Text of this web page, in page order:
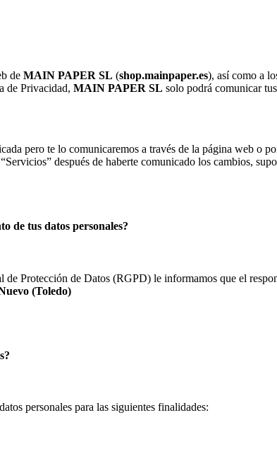
de MAIN PAPER SL (shop.mainpaper.es), así como a
de Privacidad, MAIN PAPER SL solo podrá comunicar
pero te lo comunicaremos a través de la página web o
después de haberte comunicado los cambios,
de tus datos personales?
Protección de Datos (RGPD) le informamos que el
(Toledo)
personales para las siguientes finalidades: